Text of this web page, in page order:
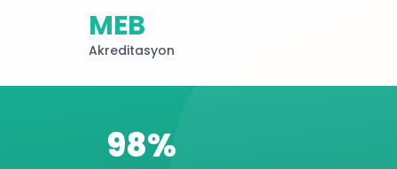
MEB
Akreditasyon
98%